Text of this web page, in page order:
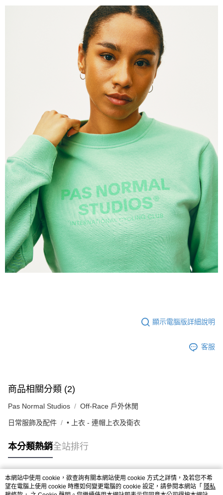
顯示電腦版詳細說明
客服
商品相關分類 (2)
Pas Normal Studios Off-Race 戶外休閒
日常服飾及配件 • 上衣 - 連帽上衣及衛衣
本分類熱銷全站排行
熱門標籤
本網站中使用 cookie，欲查詢有關本網站使用 cookie 方式之詳情，及若您不希
望在電腦上使用 cookie 時應如何變更電腦的 cookie 設定，請參閱本網站「 隱私